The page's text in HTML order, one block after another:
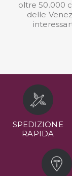
oltre 50.000
delle
SPEDIZIONE
RAPIDA